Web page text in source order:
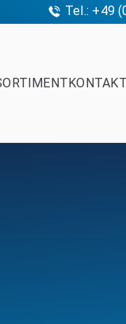
Tel.: +49
KONTAKT